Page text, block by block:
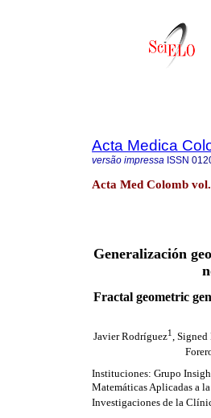
Acta Medica
versão impressa ISSN
Acta Med Colomb
Generalización
Fractal geometric
Javier Rodríguez1, Signed
Instituciones: Grupo
Matemáticas Aplicadas a
Investigaciones de la